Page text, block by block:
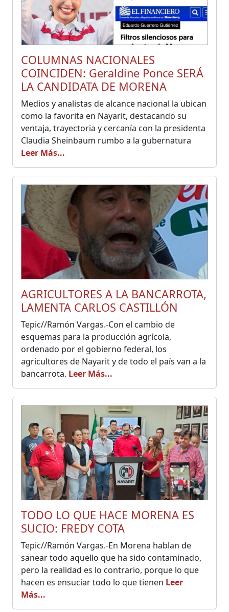
COLUMNAS NACIONALES
COINCIDEN: Geraldine Ponce SERÁ
LA CANDIDATA DE MORENA
Medios y analistas de alcance nacional la ubican
como la favorita en Nayarit, destacando su
ventaja, trayectoria y cercanía con la presidenta
Claudia Sheinbaum rumbo a la gubernatura
Leer Más...
AGRICULTORES A LA BANCARROTA,
LAMENTA CARLOS CASTILLÓN
Tepic//Ramón Vargas.-Con el cambio de
esquemas para la producción agrícola,
ordenado por el gobierno federal, los
agricultores de Nayarit y de todo el país van a la
bancarrota. Leer Más...
TODO LO QUE HACE MORENA ES
SUCIO: FREDY COTA
Tepic//Ramón Vargas.-En Morena hablan de
sanear todo aquello que ha sido contaminado,
pero la realidad es lo contrario, porque lo que
hacen es ensuciar todo lo que tienen Leer
Más...